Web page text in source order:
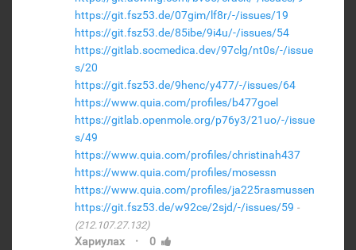
https://git.fsz53.de/07gim/lf8r/-/issues/19
https://git.fsz53.de/85ibe/9i4u/-/issues/54
https://gitlab.socmedica.dev/97clg/nt0s/-/issue
s/20
https://git.fsz53.de/9henc/y477/-/issues/64
https://www.quia.com/profiles/b477goel
https://gitlab.openmole.org/p76y3/21uo/-/issue
s/49
https://www.quia.com/profiles/christinah437
https://www.quia.com/profiles/mosessn
https://www.quia.com/profiles/ja225rasmussen
https://git.fsz53.de/w92ce/2sjd/-/issues/59
(212.107.27.132)
Хариулах · 0